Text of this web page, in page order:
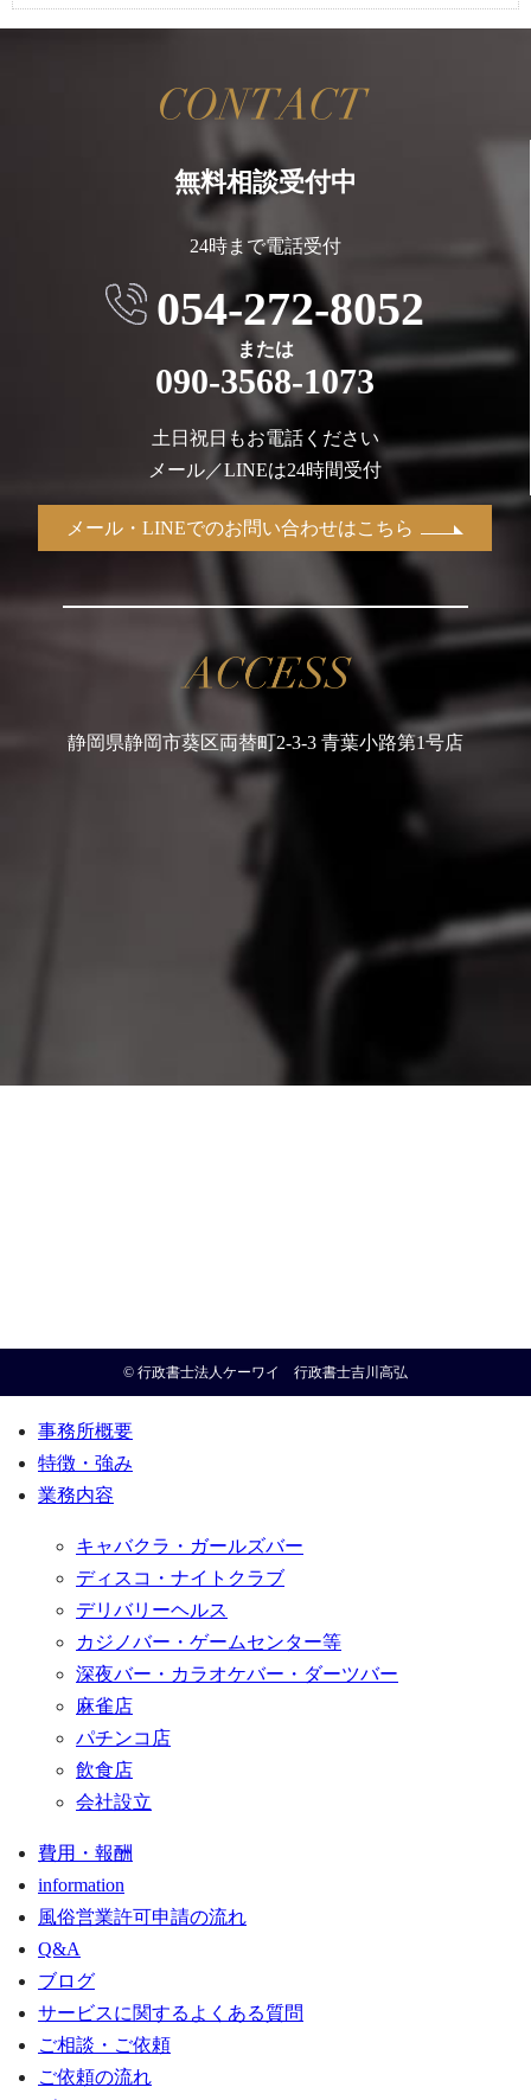
無料相談受付中
24時まで電話受付
054-272-8052
または
090-3568-1073
土日祝日もお電話ください
メール／LINEは24時間受付
メール・LINEでのお問い合わせはこちら
静岡県静岡市葵区両替町2-3-3 青葉小路第1号店
© 行政書士法人ケーワイ 行政書士吉川高弘
事務所概要
特徴・強み
業務内容
キャバクラ・ガールズバー
ディスコ・ナイトクラブ
デリバリーヘルス
カジノバー・ゲームセンター等
深夜バー・カラオケバー・ダーツバー
麻雀店
パチンコ店
飲食店
会社設立
費用・報酬
information
風俗営業許可申請の流れ
Q&A
ブログ
サービスに関するよくある質問
ご相談・ご依頼
ご依頼の流れ